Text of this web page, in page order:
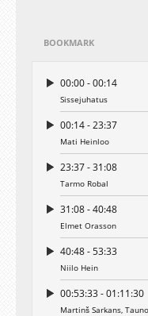
BOOKMARK
00:00 - 00:14
Sissejuhatus
00:14 - 23:37
Mati Heinloo
23:37 - 31:08
Tarmo Robal
31:08 - 40:48
Elmet Orasson
40:48 - 53:33
Niilo Hein
00:53:33 - 01:11:30
Martinš Sarkans,